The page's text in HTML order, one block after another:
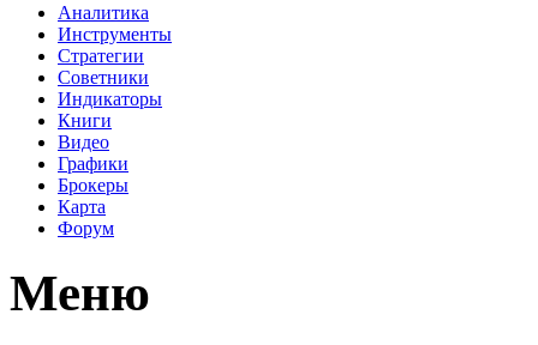
Аналитика
Инструменты
Стратегии
Советники
Индикаторы
Книги
Видео
Графики
Брокеры
Карта
Форум
Меню